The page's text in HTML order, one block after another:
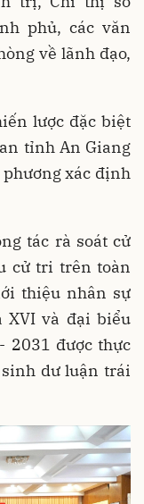
phủ, các văn
về lãnh đạo,
lược đặc biệt
tỉnh An Giang
phương xác định
tác rà soát cử
cử tri trên toàn
thiệu nhân sự
XVI và đại biểu
2031 được thực
dư luận trái